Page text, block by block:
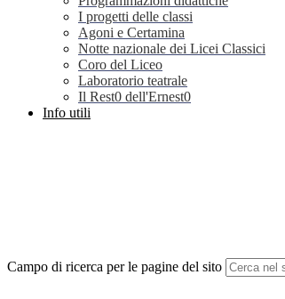
I progetti delle classi
Agoni e Certamina
Notte nazionale dei Licei Classici
Coro del Liceo
Laboratorio teatrale
Il Rest0 dell'Ernest0
Info utili
Campo di ricerca per le pagine del sito